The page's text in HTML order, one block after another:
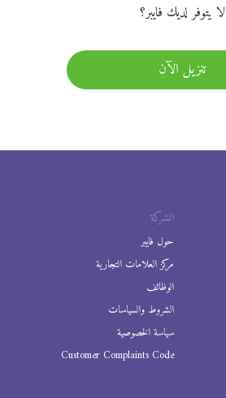
لا يتوفر لديك فايبر؟
تنزيل الآن
الشركة
حول فايبر
مركز العلامات التجارية
الوظائف
الشروط والسياسات
سياسة الخصوصية
Customer Complaints Code